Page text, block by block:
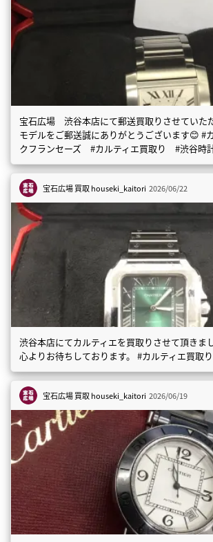
宝石広場 渋谷本店にて郵送買取りさせていた
モデルをご郵送誠にありがとうございます😊
クフランセーズ #カルティエ買取り #渋谷時
宝石広場 買取houseki_kaitori 2026/06/22
渋谷本店にてカルティエを買取りさせて頂きま
心よりお待ちしております。 #カルティエ買取り
宝石広場 買取houseki_kaitori 2026/06/19